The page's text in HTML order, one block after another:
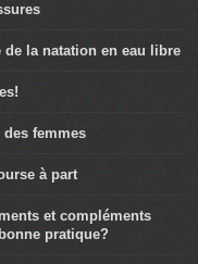
la natation en eau libre
femmes
à part
et compléments
pratique?